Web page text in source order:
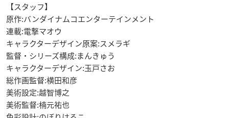
【スタッフ】
原作:バンダイナムコエンターテインメント
連載:電撃マオウ
キャラクターデザイン原案:スメラギ
監督・シリーズ構成:まんきゅう
キャラクターデザイン:玉戸さお
総作画監督:横田和彦
美術設定:越智博之
美術監督:楠元祐也